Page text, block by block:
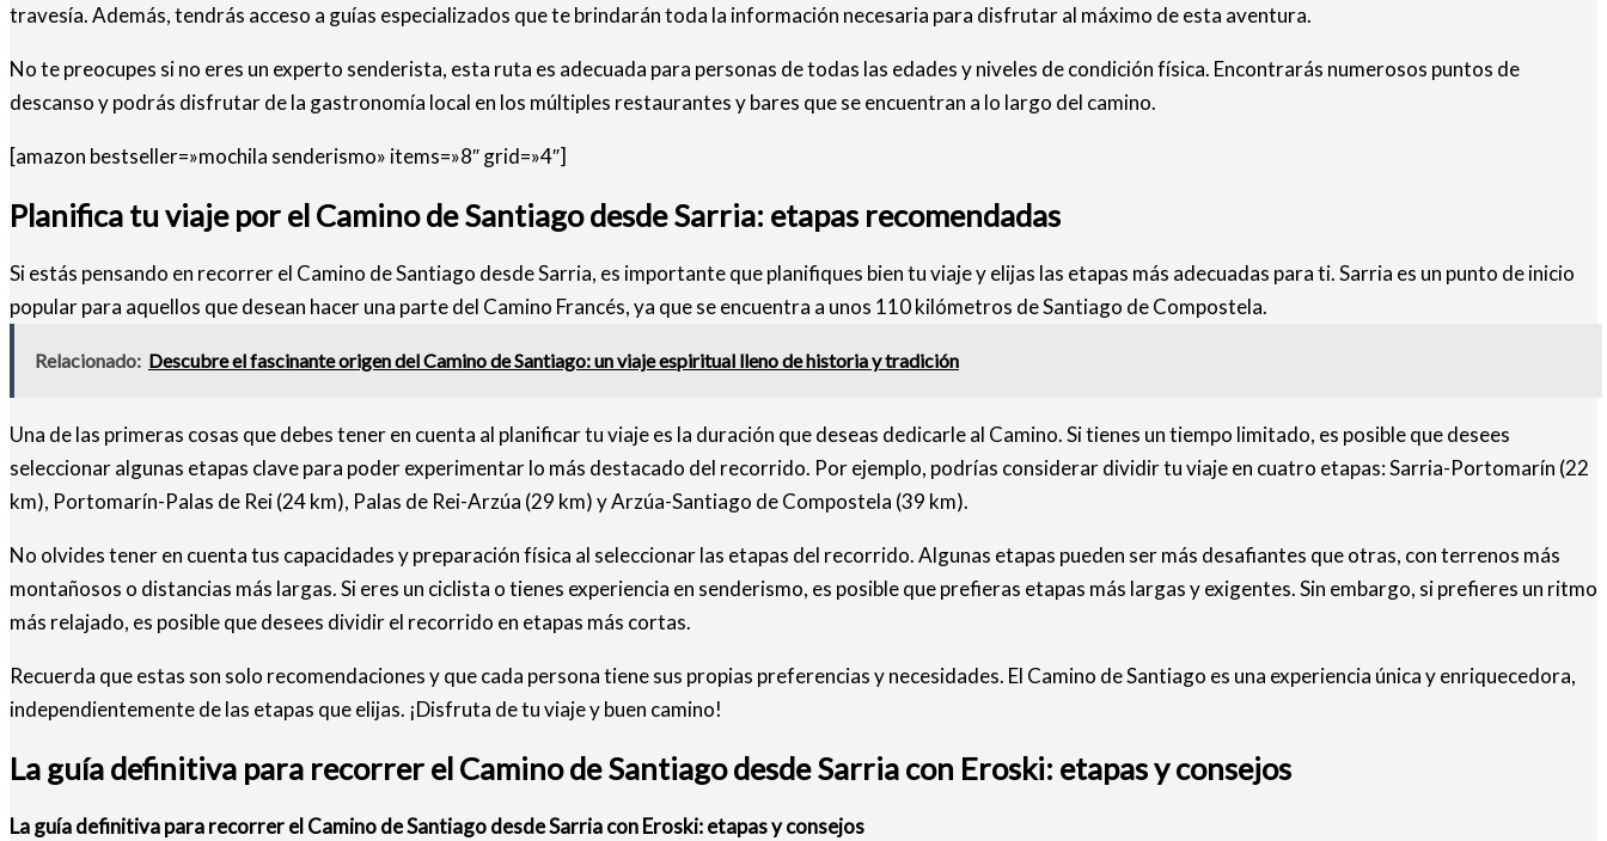
travesía. Además, tendrás acceso a guías especializados que te brindarán toda la información necesaria para disfrutar al máximo de esta aventura.
No te preocupes si no eres un experto senderista, esta ruta es adecuada para personas de todas las edades y niveles de condición física. Encontrarás numerosos puntos de
descanso y podrás disfrutar de la gastronomía local en los múltiples restaurantes y bares que se encuentran a lo largo del camino.
[amazon bestseller=»mochila senderismo» items=»8″ grid=»4″]
Planifica tu viaje por el Camino de Santiago desde Sarria: etapas recomendadas
Si estás pensando en recorrer el Camino de Santiago desde Sarria, es importante que planifiques bien tu viaje y elijas las etapas más adecuadas para ti. Sarria es un punto de inicio
popular para aquellos que desean hacer una parte del Camino Francés, ya que se encuentra a unos 110 kilómetros de Santiago de Compostela.
Relacionado: Descubre el fascinante origen del Camino de Santiago: un viaje espiritual lleno de historia y tradición
Una de las primeras cosas que debes tener en cuenta al planificar tu viaje es la duración que deseas dedicarle al Camino. Si tienes un tiempo limitado, es posible que desees
seleccionar algunas etapas clave para poder experimentar lo más destacado del recorrido. Por ejemplo, podrías considerar dividir tu viaje en cuatro etapas: Sarria-Portomarín (22
km), Portomarín-Palas de Rei (24 km), Palas de Rei-Arzúa (29 km) y Arzúa-Santiago de Compostela (39 km).
No olvides tener en cuenta tus capacidades y preparación física al seleccionar las etapas del recorrido. Algunas etapas pueden ser más desafiantes que otras, con terrenos más
montañosos o distancias más largas. Si eres un ciclista o tienes experiencia en senderismo, es posible que prefieras etapas más largas y exigentes. Sin embargo, si prefieres un ritmo
más relajado, es posible que desees dividir el recorrido en etapas más cortas.
Recuerda que estas son solo recomendaciones y que cada persona tiene sus propias preferencias y necesidades. El Camino de Santiago es una experiencia única y enriquecedora,
independientemente de las etapas que elijas. ¡Disfruta de tu viaje y buen camino!
La guía definitiva para recorrer el Camino de Santiago desde Sarria con Eroski: etapas y consejos
La guía definitiva para recorrer el Camino de Santiago desde Sarria con Eroski: etapas y consejos